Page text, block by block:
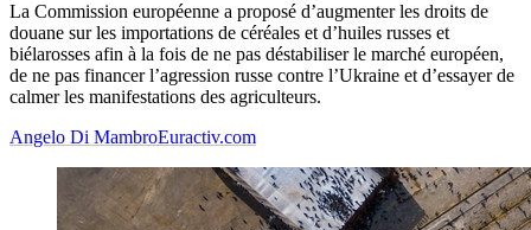
La Commission européenne a proposé d’augmenter les droits de
douane sur les importations de céréales et d’huiles russes et
biélarosses afin à la fois de ne pas déstabiliser le marché européen,
de ne pas financer l’agression russe contre l’Ukraine et d’essayer de
calmer les manifestations des agriculteurs.
Angelo Di MambroEuractiv.com